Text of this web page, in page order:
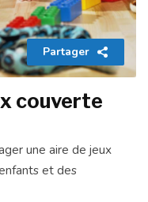
Partager
couverte
une aire de jeux
et des